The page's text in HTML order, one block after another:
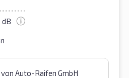
dB
von Auto-Raifen GmbH